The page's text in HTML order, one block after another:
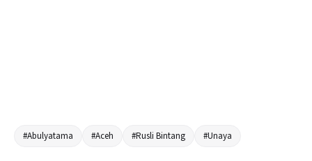
#Abulyatama #Aceh #Rusli Bintang #Unaya